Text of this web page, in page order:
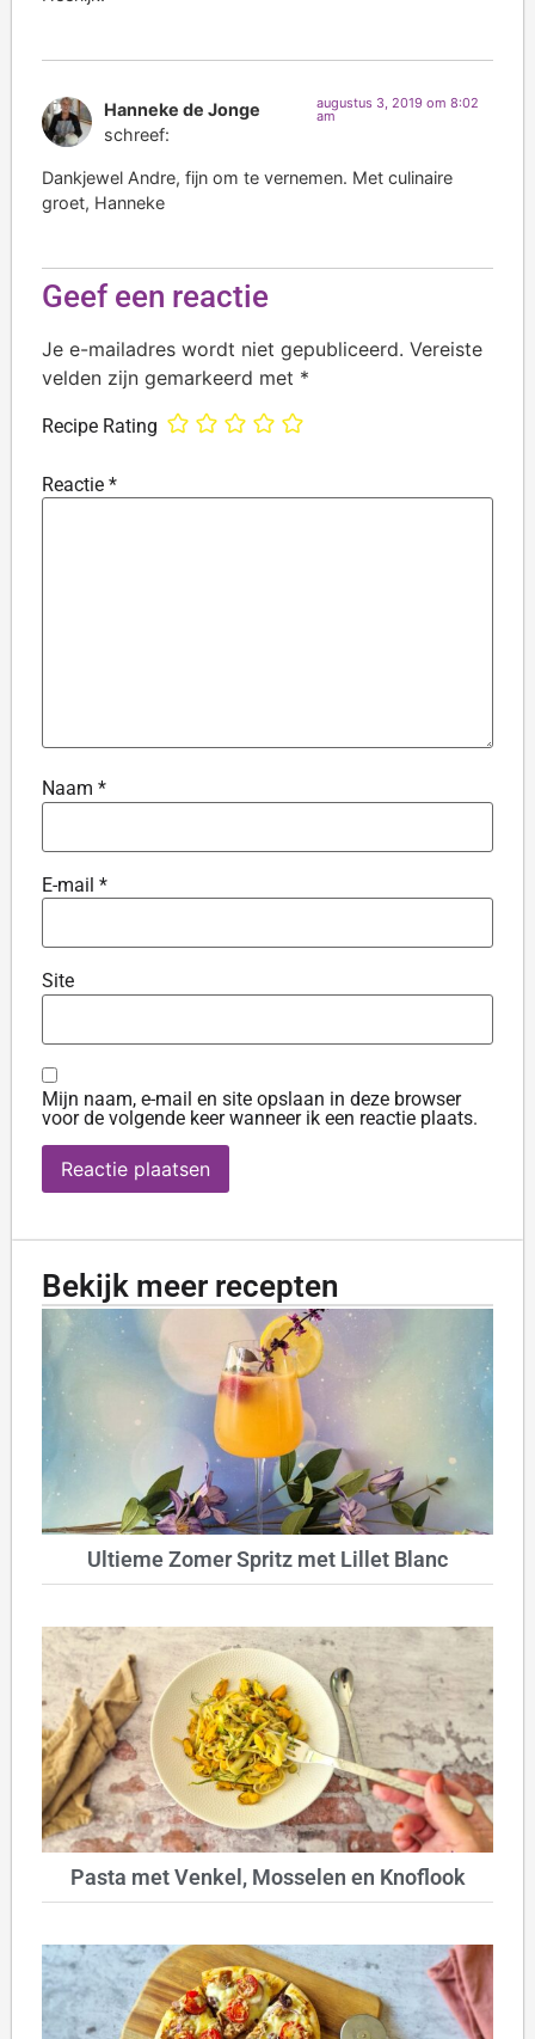
Hanneke de Jonge
schreef:
augustus 3, 2019 om 8:02
am
Dankjewel Andre, fijn om te vernemen. Met culinaire
groet, Hanneke
Geef een reactie
Je e-mailadres wordt niet gepubliceerd. Vereiste
velden zijn gemarkeerd met *
Recipe Rating
Reactie *
Naam *
E-mail *
Site
Mijn naam, e-mail en site opslaan in deze browser
voor de volgende keer wanneer ik een reactie plaats.
Bekijk meer recepten
Ultieme Zomer Spritz met Lillet Blanc
Pasta met Venkel, Mosselen en Knoflook